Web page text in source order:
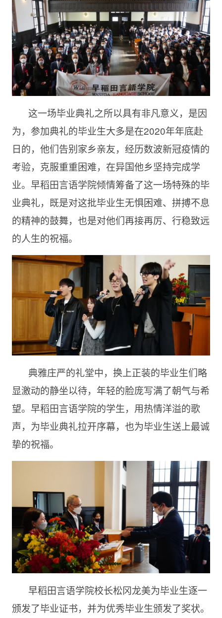
这一场毕业典礼之所以具有非凡意义，是因
为，参加典礼的毕业生大多是在2020年年底赴
日的，他们告别家乡亲友，经历数波新冠疫情的
考验，克服重重困难，在异国他乡坚持完成学
业。早稻田言语学院倾情筹备了这一场特殊的毕
业典礼，既是对这批毕业生无惧困难、拼搏不息
的精神的鼓舞，也是对他们再接再厉、行稳致远
的人生的祝福。
典雅庄严的礼堂中，换上正装的毕业生们略
显激动的静坐以待，年轻的脸庞写满了朝气与希
望。早稻田言语学院的学生，用热情洋溢的歌
声，为毕业典礼拉开序幕，也为毕业生送上最诚
挚的祝福。
早稻田言语学院校长松冈龙美为毕业生逐一
颁发了毕业证书，并为优秀毕业生颁发了奖状。